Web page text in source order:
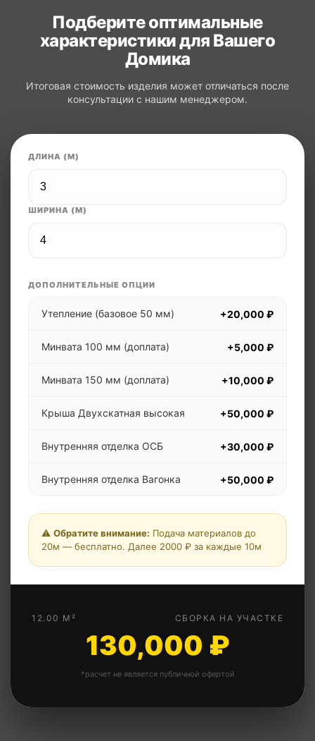
Подберите оптимальные
характеристики для Вашего
Домика
Итоговая стоимость изделия может отличаться после
консультации с нашим менеджером.
ДЛИНА (М)
ШИРИНА (М)
ДОПОЛНИТЕЛЬНЫЕ ОПЦИИ
Утепление (базовое 50 мм) +20,000 ₽
Минвата 100 мм (доплата) +5,000 ₽
Минвата 150 мм (доплата) +10,000 ₽
Крыша Двухскатная высокая +50,000 ₽
Внутренняя отделка ОСБ +30,000 ₽
Внутренняя отделка Вагонка +50,000 ₽
Дополнительная перегородка +5,000 ₽
Дополнительная перегородка
+10,000 ₽
Окна ПВХ 1х1м +12,000 ₽
Свая винтовая
⚠️ Обратите внимание: Подача материалов до
20м — бесплатно. Далее 2000 ₽ за каждые 10м
12.00 М² СБОРКА НА УЧАСТКЕ
130,000 ₽
*расчет не является публичной офертой